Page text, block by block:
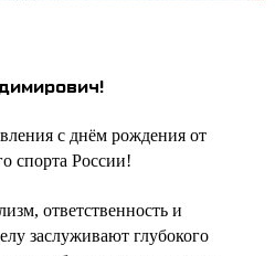
с днём рождения от
спорта России!
ответственность и
заслуживают глубокого